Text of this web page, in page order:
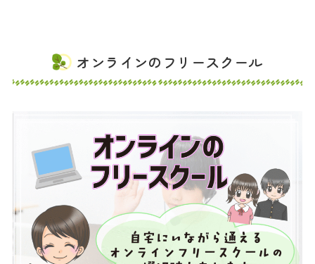
オンラインのフリースクール